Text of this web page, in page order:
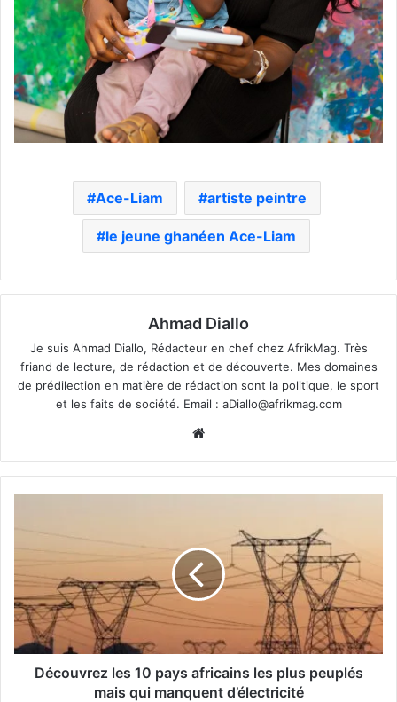
Ace-Liam artiste peintre
le jeune ghanéen Ace-Liam
Ahmad Diallo
Je suis Ahmad Diallo, Rédacteur en chef chez AfrikMag. Très
friand de lecture, de rédaction et de découverte. Mes domaines
de prédilection en matière de rédaction sont la politique, le sport
et les faits de société. Email : aDiallo@afrikmag.com
Découvrez les 10 pays africains les plus peuplés
mais qui manquent d’électricité